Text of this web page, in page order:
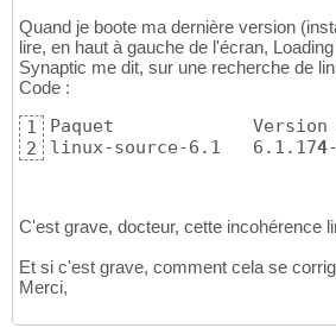
Quand je boote ma dernière version
lire, en haut à gauche de l'écran,
Synaptic me dit, sur une recherche de
Code :
1
2
Paquet             Version
linux-source-6.1   6.1.174
C'est grave, docteur, cette incohérence
Et si c'est grave, comment cela se
Merci,